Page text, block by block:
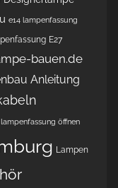
e14 lampenfassung
E27
bauen.de
Anleitung
lampenfassung öffnen
Lampen